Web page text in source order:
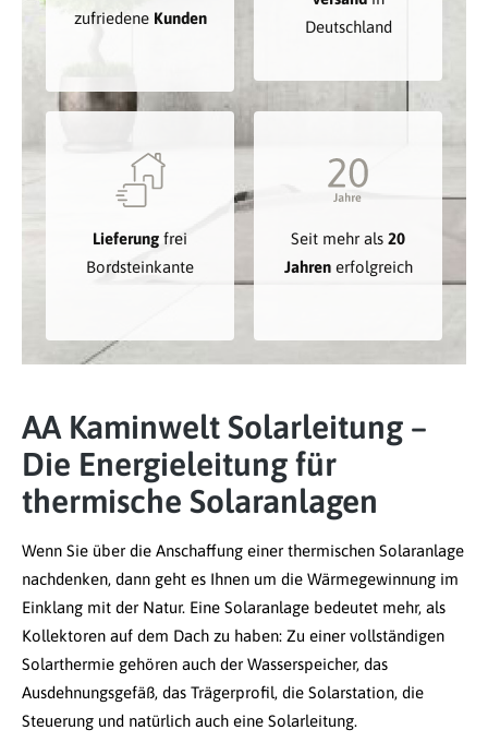
zufriedene Kunden
Deutschland
Lieferung frei
Bordsteinkante
Seit mehr als 20
Jahrenerfolgreich
AA Kaminwelt Solarleitung –
Die Energieleitung für
thermische Solaranlagen
Wenn Sie über die Anschaffung einer thermischen Solaranlage
nachdenken, dann geht es Ihnen um die Wärmegewinnung im
Einklang mit der Natur. Eine Solaranlage bedeutet mehr, als
Kollektoren auf dem Dach zu haben: Zu einer vollständigen
Solarthermie gehören auch der Wasserspeicher, das
Ausdehnungsgefäß, das Trägerprofil, die Solarstation, die
Steuerung und natürlich auch eine Solarleitung.